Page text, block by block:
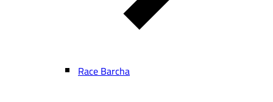
Race Barcha